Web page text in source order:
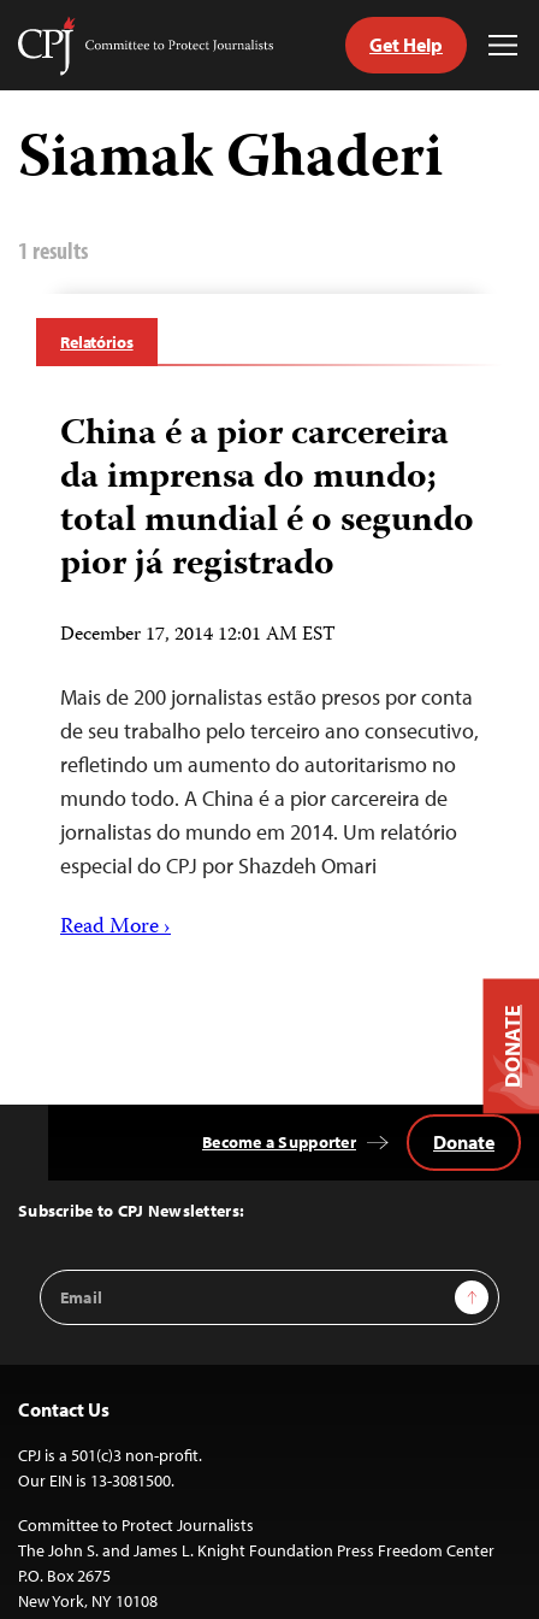
Skip
content
Committee
Journalists
Get Help
Siamak Ghaderi
1 results
Relatórios
China é a pior carcereira
da imprensa do mundo;
total mundial é o segundo
pior já registrado
December 17, 2014 12:01 AM EST
Mais de 200 jornalistas estão presos por conta
de seu trabalho pelo terceiro ano consecutivo,
refletindo um aumento do autoritarismo no
mundo todo. A China é a pior carcereira de
jornalistas do mundo em 2014. Um relatório
especial do CPJ por Shazdeh Omari
Read More ›
Top
Subscribe to CPJ Newsletters:
Email
Address
Sign Up
Become a Supporter Donate
Contact Us
CPJ is a 501(c)3 non-profit.
Our EIN is 13-3081500.
Committee to Protect Journalists
The John S. and James L. Knight Foundation Press Freedom Center
P.O. Box 2675
New York, NY 10108
DONATE